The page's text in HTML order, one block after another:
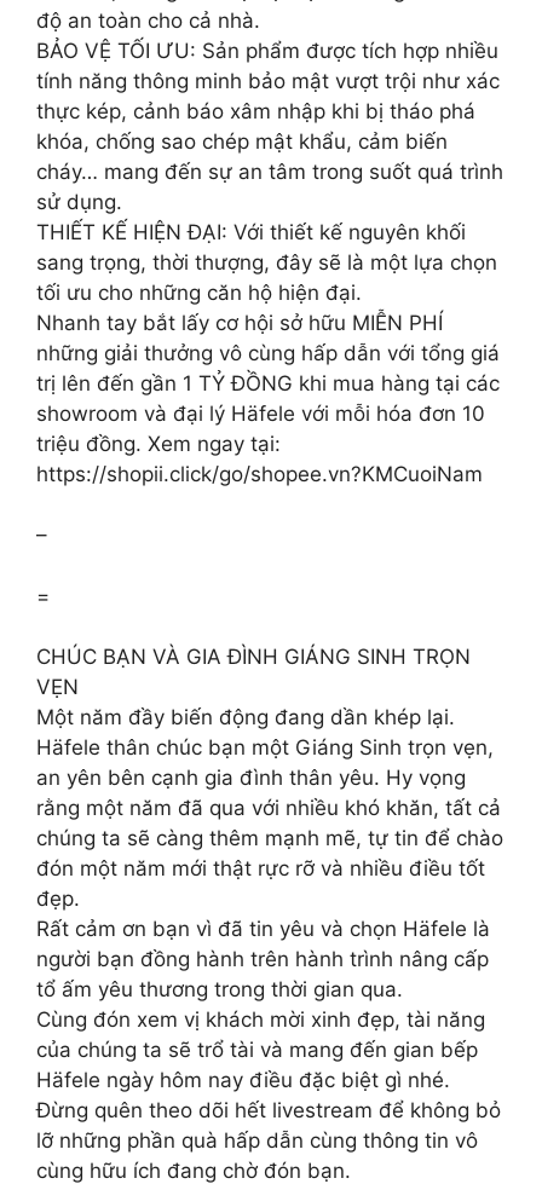
độ an toàn cho cả nhà.
BẢO VỆ TỐI ƯU: Sản phẩm được tích hợp nhiều
tính năng thông minh bảo mật vượt trội như xác
thực kép, cảnh báo xâm nhập khi bị tháo phá
khóa, chống sao chép mật khẩu, cảm biến
cháy… mang đến sự an tâm trong suốt quá trình
sử dụng.
THIẾT KẾ HIỆN ĐẠI: Với thiết kế nguyên khối
sang trọng, thời thượng, đây sẽ là một lựa chọn
tối ưu cho những căn hộ hiện đại.
Nhanh tay bắt lấy cơ hội sở hữu MIỄN PHÍ
những giải thưởng vô cùng hấp dẫn với tổng giá
trị lên đến gần 1 TỶ ĐỒNG khi mua hàng tại các
showroom và đại lý Häfele với mỗi hóa đơn 10
triệu đồng. Xem ngay tại:
https://shopii.click/go/shopee.vn?KMCuoiNam
–
=
CHÚC BẠN VÀ GIA ĐÌNH GIÁNG SINH TRỌN
VẸN
Một năm đầy biến động đang dần khép lại.
Häfele thân chúc bạn một Giáng Sinh trọn vẹn,
an yên bên cạnh gia đình thân yêu. Hy vọng
rằng một năm đã qua với nhiều khó khăn, tất cả
chúng ta sẽ càng thêm mạnh mẽ, tự tin để chào
đón một năm mới thật rực rỡ và nhiều điều tốt
đẹp.
Rất cảm ơn bạn vì đã tin yêu và chọn Häfele là
người bạn đồng hành trên hành trình nâng cấp
tổ ấm yêu thương trong thời gian qua.
Cùng đón xem vị khách mời xinh đẹp, tài năng
của chúng ta sẽ trổ tài và mang đến gian bếp
Häfele ngày hôm nay điều đặc biệt gì nhé.
Đừng quên theo dõi hết livestream để không bỏ
lỡ những phần quà hấp dẫn cùng thông tin vô
cùng hữu ích đang chờ đón bạn.